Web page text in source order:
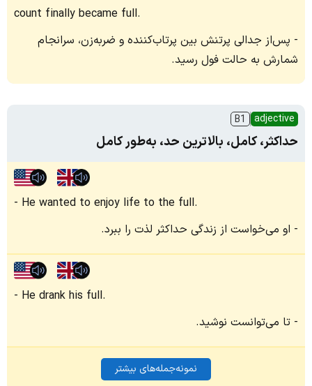
count finally became full.
پس‌از جدالی پرتنش بین پرتاب‌کننده و ضربه‌زن، سرانجام
شمارش به حالت فول رسید.
adjective
B1
حداکثر، کامل، بالاترین حد، به‌طور کامل
He wanted to enjoy life to the full.
او می‌خواست از زندگی حداکثر لذت را ببرد.
He drank his full.
تا می‌توانست نوشید.
نمونه‌جمله‌های بیشتر